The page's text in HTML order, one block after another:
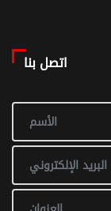
اتصل بنا